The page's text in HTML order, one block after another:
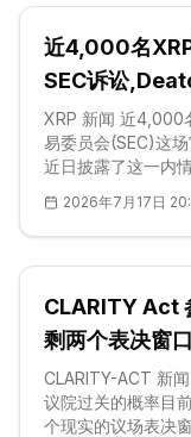
务的可及性,而外汇
品。 玻利维亚的做
近4,000名
SEC诉讼
XRP 新闻 近4,000
易委员会(SEC)这
近日披露了这一内
时,正是倚重了他们
份证据材料中,法官
者的宣誓书恰在这
2026年7月17日
CLARITY Act
剩两个表决窗口
CLARITY-ACT 新
议院过关的概率目
个现实的议场表决